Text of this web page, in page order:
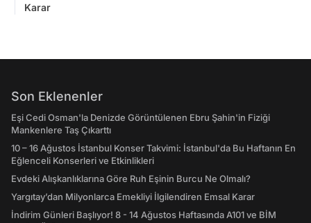
Karar
Son Eklenenler
Eşi Cedi Osman'la Denizde Görüntülenen Ebru Şahin'in Fiziği
Mankenlere Taş Çıkarttı
10 – 16 Ağustos İstanbul Konser Takvimi: İstanbul'da Bu Haftanın En
Eğlenceli Konserleri ve Etkinlikleri
Evdeki Alışkanlıklarına Göre Ruh Eşinin Burcu Ne Olmalı?
Yargıtay’dan Milyonlarca Emekliyi İlgilendiren Emsal Karar
İndirim Günleri Başlıyor! 8 - 14 Ağustos Haftasında A101 ve BİM